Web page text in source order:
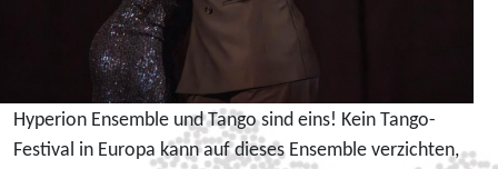
Hyperion Ensemble und Tango sind eins! Kein Tango-
Festival in Europa kann auf dieses Ensemble verzichten,